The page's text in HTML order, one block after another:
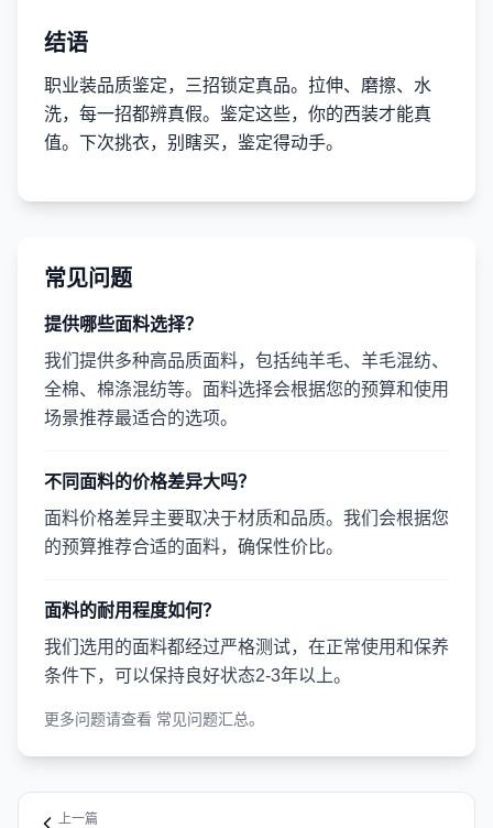
结语
职业装品质鉴定，三招锁定真品。拉伸、磨擦、水
洗，每一招都辨真假。鉴定这些，你的西装才能真
值。下次挑衣，别瞎买，鉴定得动手。
常见问题
提供哪些面料选择？
我们提供多种高品质面料，包括纯羊毛、羊毛混纺、
全棉、棉涤混纺等。面料选择会根据您的预算和使用
场景推荐最适合的选项。
不同面料的价格差异大吗？
面料价格差异主要取决于材质和品质。我们会根据您
的预算推荐合适的面料，确保性价比。
面料的耐用程度如何？
我们选用的面料都经过严格测试，在正常使用和保养
条件下，可以保持良好状态2-3年以上。
更多问题请查看 常见问题汇总。
上一篇